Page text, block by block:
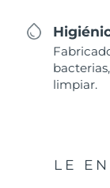
limpiar.
LE